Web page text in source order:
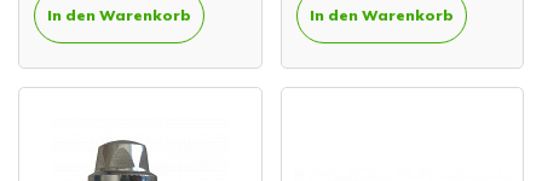
In den Warenkorb In den Warenkorb